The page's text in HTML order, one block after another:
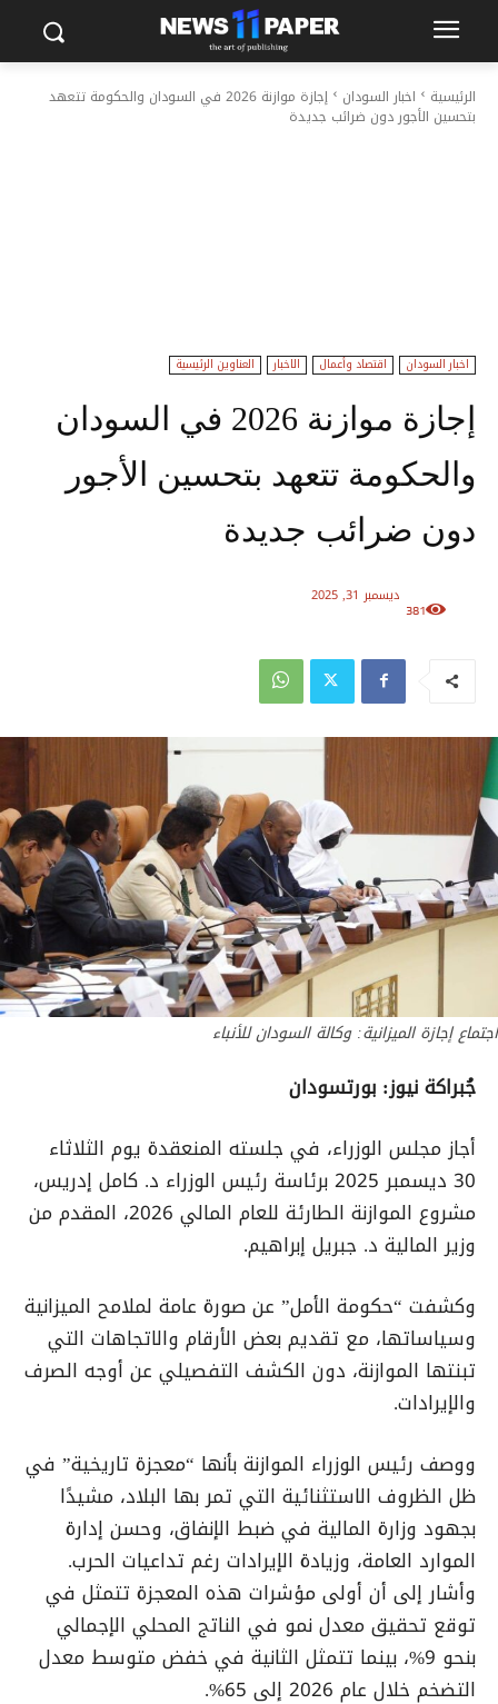
الرئيسية اخبار السودان
إجازة موازنة 2026 في السودان والحكومة تتعهد
بتحسين الأجور دون ضرائب جديدة
اخبار السودان اقتصاد وأعمال الاخبار العناوين الرئيسية
إجازة موازنة 2026 في السودان
والحكومة تتعهد بتحسين الأجور
دون ضرائب جديدة
ديسمبر 31, 2025
381
اجتماع إجازة الميزانية: وكالة السودان للأنباء
جُبراكة نيوز: بورتسودان
أجاز مجلس الوزراء، في جلسته المنعقدة يوم الثلاثاء
30 ديسمبر 2025 برئاسة رئيس الوزراء د. كامل إدريس،
مشروع الموازنة الطارئة للعام المالي 2026، المقدم من
وزير المالية د. جبريل إبراهيم.
وكشفت “حكومة الأمل” عن صورة عامة لملامح الميزانية
وسياساتها، مع تقديم بعض الأرقام والاتجاهات التي
تبنتها الموازنة، دون الكشف التفصيلي عن أوجه الصرف
والإيرادات.
ووصف رئيس الوزراء الموازنة بأنها “معجزة تاريخية” في
ظل الظروف الاستثنائية التي تمر بها البلاد، مشيدًا
بجهود وزارة المالية في ضبط الإنفاق، وحسن إدارة
الموارد العامة، وزيادة الإيرادات رغم تداعيات الحرب.
وأشار إلى أن أولى مؤشرات هذه المعجزة تتمثل في
توقع تحقيق معدل نمو في الناتج المحلي الإجمالي
بنحو 9%، بينما تتمثل الثانية في خفض متوسط معدل
التضخم خلال عام 2026 إلى 65%.